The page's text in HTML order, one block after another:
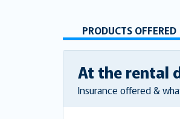
PRODUCTS OFFERED
At the rental
Insurance offered &